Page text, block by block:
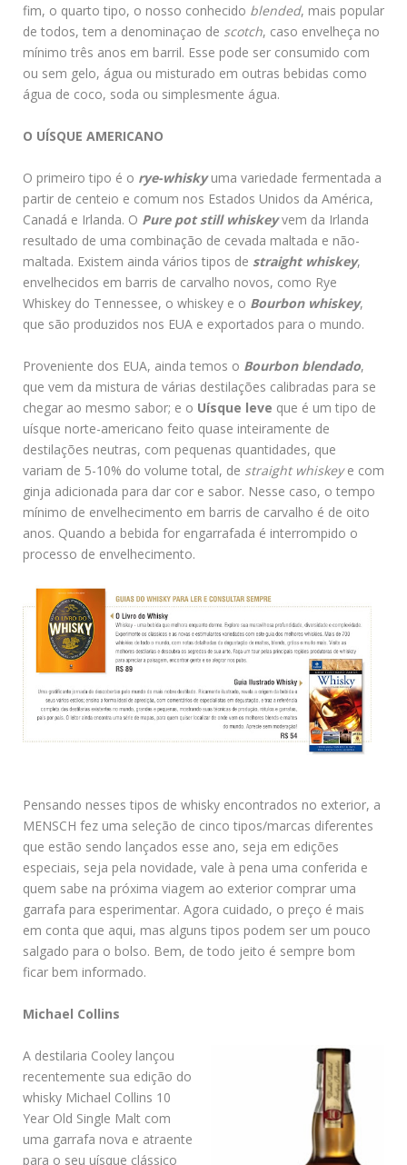
fim, o quarto tipo, o nosso conhecido blended, mais popular
de todos, tem a denominaçao de scotch, caso envelheça no
mínimo três anos em barril. Esse pode ser consumido com
ou sem gelo, água ou misturado em outras bebidas como
água de coco, soda ou simplesmente água.
O UÍSQUE AMERICANO
O primeiro tipo é o rye-whiskyuma variedade fermentada a
partir de centeio e comum nos Estados Unidos da América,
Canadá e Irlanda. O Pure pot still whiskeyvem da Irlanda
resultado de uma combinação de cevada maltada e não-
maltada. Existem ainda vários tipos de straight whiskey,
envelhecidos em barris de carvalho novos, como Rye
Whiskey do Tennessee, o whiskey e o Bourbon whiskey,
que são produzidos nos EUA e exportados para o mundo.
Proveniente dos EUA, ainda temos o Bourbon blendado,
que vem da mistura de várias destilações calibradas para se
chegar ao mesmo sabor; e o Uísque leve que é um tipo de
uísque norte-americano feito quase inteiramente de
destilações neutras, com pequenas quantidades, que
variam de 5-10% do volume total, de straight whiskeye com
ginja adicionada para dar cor e sabor. Nesse caso, o tempo
mínimo de envelhecimento em barris de carvalho é de oito
anos. Quando a bebida for engarrafada é interrompido o
processo de envelhecimento.
Pensando nesses tipos de whisky encontrados no exterior, a
MENSCH fez uma seleção de cinco tipos/marcas diferentes
que estão sendo lançados esse ano, seja em edições
especiais, seja pela novidade, vale à pena uma conferida e
quem sabe na próxima viagem ao exterior comprar uma
garrafa para esperimentar. Agora cuidado, o preço é mais
em conta que aqui, mas alguns tipos podem ser um pouco
salgado para o bolso. Bem, de todo jeito é sempre bom
ficar bem informado.
Michael Collins
A destilaria Cooley lançou
recentemente sua edição do
whisky Michael Collins 10
Year Old Single Malt com
uma garrafa nova e atraente
para o seu uísque clássico